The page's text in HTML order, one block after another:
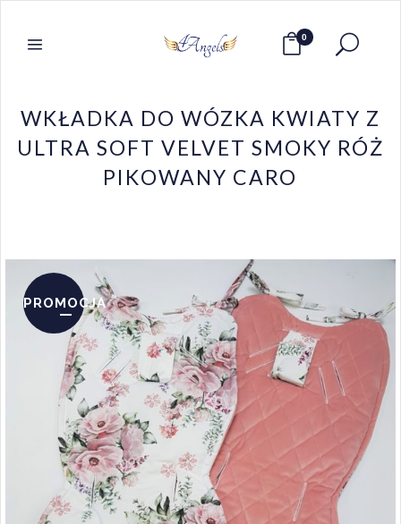
0
WKŁADKA DO WÓZKA KWIATY Z
ULTRA SOFT VELVET SMOKY RÓŻ
PIKOWANY CARO
PROMOCJA